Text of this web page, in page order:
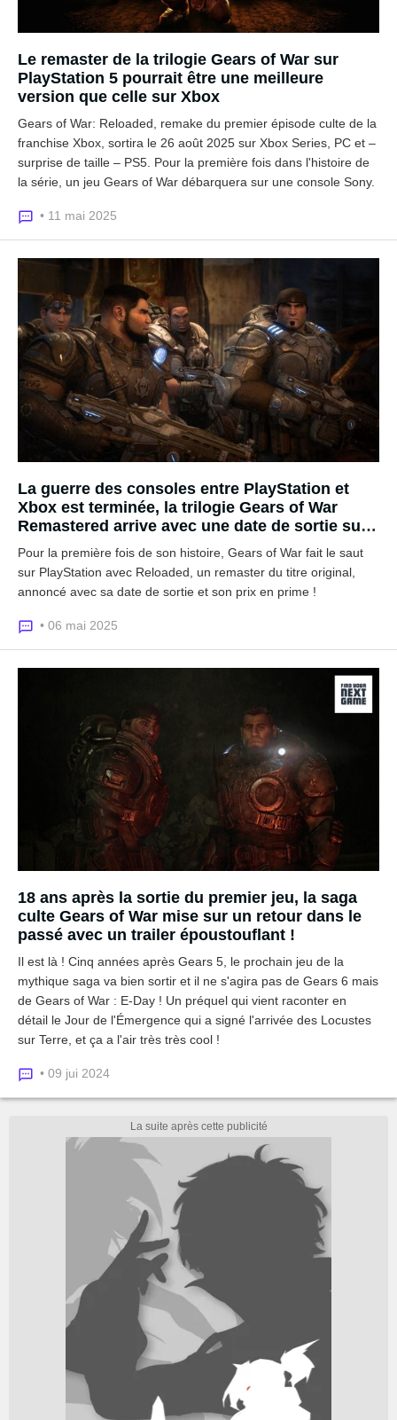
Le remaster de la trilogie Gears of War sur
PlayStation 5 pourrait être une meilleure
version que celle sur Xbox
Gears of War: Reloaded, remake du premier épisode culte de la
franchise Xbox, sortira le 26 août 2025 sur Xbox Series, PC et –
surprise de taille – PS5. Pour la première fois dans l'histoire de
la série, un jeu Gears of War débarquera sur une console Sony.
• 11 mai 2025
La guerre des consoles entre PlayStation et
Xbox est terminée, la trilogie Gears of War
Remastered arrive avec une date de sortie sur
PS5
Pour la première fois de son histoire, Gears of War fait le saut
sur PlayStation avec Reloaded, un remaster du titre original,
annoncé avec sa date de sortie et son prix en prime !
• 06 mai 2025
18 ans après la sortie du premier jeu, la saga
culte Gears of War mise sur un retour dans le
passé avec un trailer époustouflant !
Il est là ! Cinq années après Gears 5, le prochain jeu de la
mythique saga va bien sortir et il ne s'agira pas de Gears 6 mais
de Gears of War : E-Day ! Un préquel qui vient raconter en
détail le Jour de l'Émergence qui a signé l'arrivée des Locustes
sur Terre, et ça a l'air très très cool !
• 09 jui 2024